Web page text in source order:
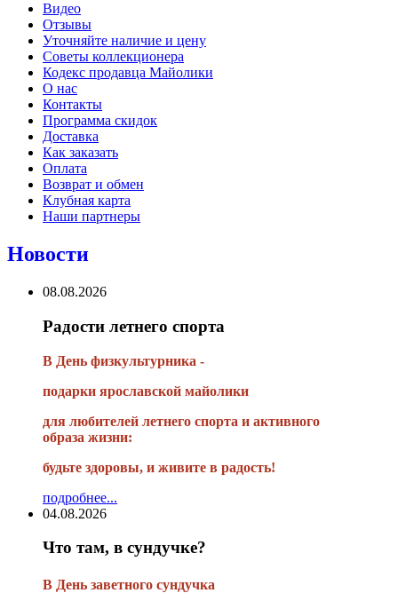
Видео
Отзывы
Уточняйте наличие и цену
Советы коллекционера
Кодекс продавца Майолики
О нас
Контакты
Программа скидок
Доставка
Как заказать
Оплата
Возврат и обмен
Клубная карта
Наши партнеры
Новости
08.08.2026
Радости летнего спорта
В День физкультурника -
подарки ярославской майолики
для любителей летнего спорта и активного
образа жизни:
будьте здоровы, и живите в радость!
подробнее...
04.08.2026
Что там, в сундучке?
В День заветного сундучка